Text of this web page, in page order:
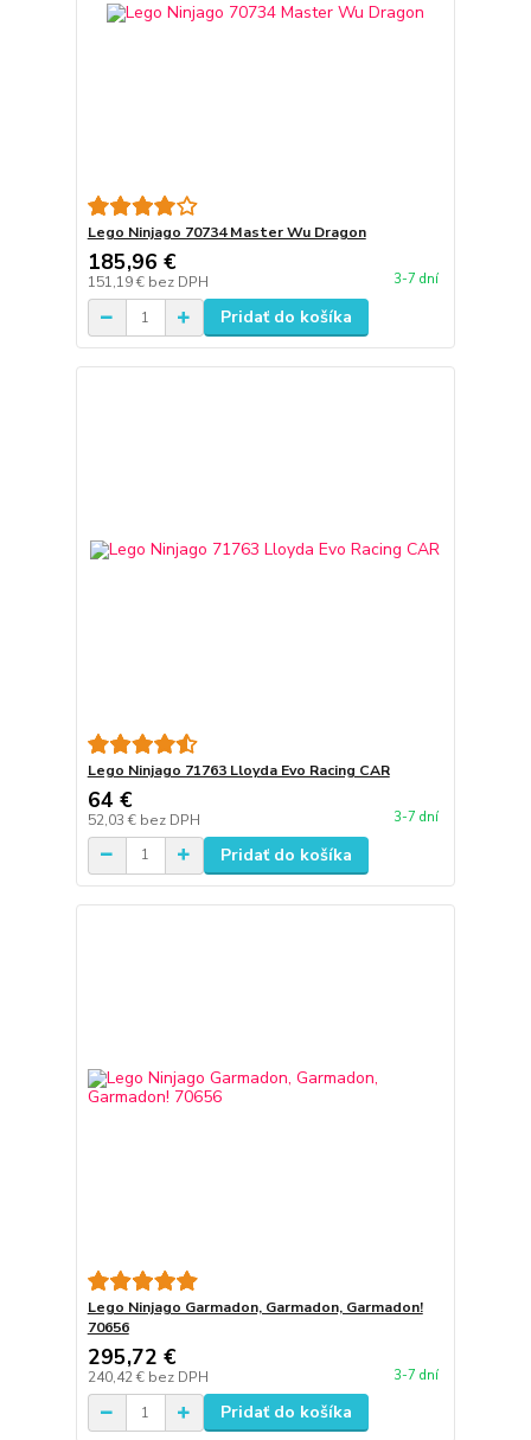
Lego Ninjago 70734 Master Wu Dragon
185,96 €
151,19 € bez DPH 3-7 dní
Pridať do košíka
Lego Ninjago 71763 Lloyda Evo Racing CAR
64 €
52,03 € bez DPH 3-7 dní
Pridať do košíka
Lego Ninjago Garmadon, Garmadon, Garmadon!
70656
295,72 €
240,42 € bez DPH 3-7 dní
Pridať do košíka